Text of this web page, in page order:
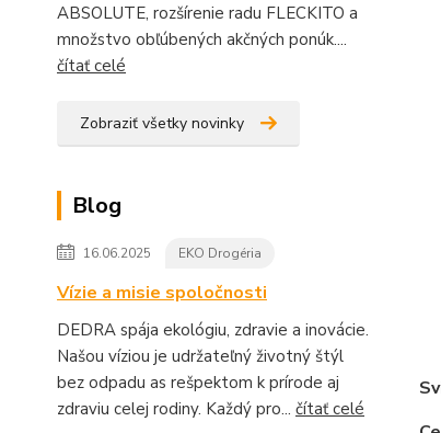
ABSOLUTE, rozšírenie radu FLECKITO a
množstvo obľúbených akčných ponúk....
čítať celé
Zobraziť všetky novinky
Blog
16.06.2025 EKO Drogéria
Vízie a misie spoločnosti
DEDRA spája ekológiu, zdravie a inovácie.
Našou víziou je udržateľný životný štýl
bez odpadu as rešpektom k prírode aj
zdraviu celej rodiny. Každý pro... čítať celé